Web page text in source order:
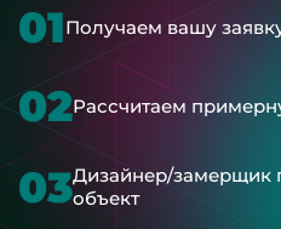
01Получаем вашу
02Рассчитаем
03Дизайнер/замерщик
объект